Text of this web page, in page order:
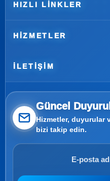
HIZLI LINKLER
HIZMETLER
İLETIŞIM
Güncel
Hizmetler, duyurular
bizi takip edin.